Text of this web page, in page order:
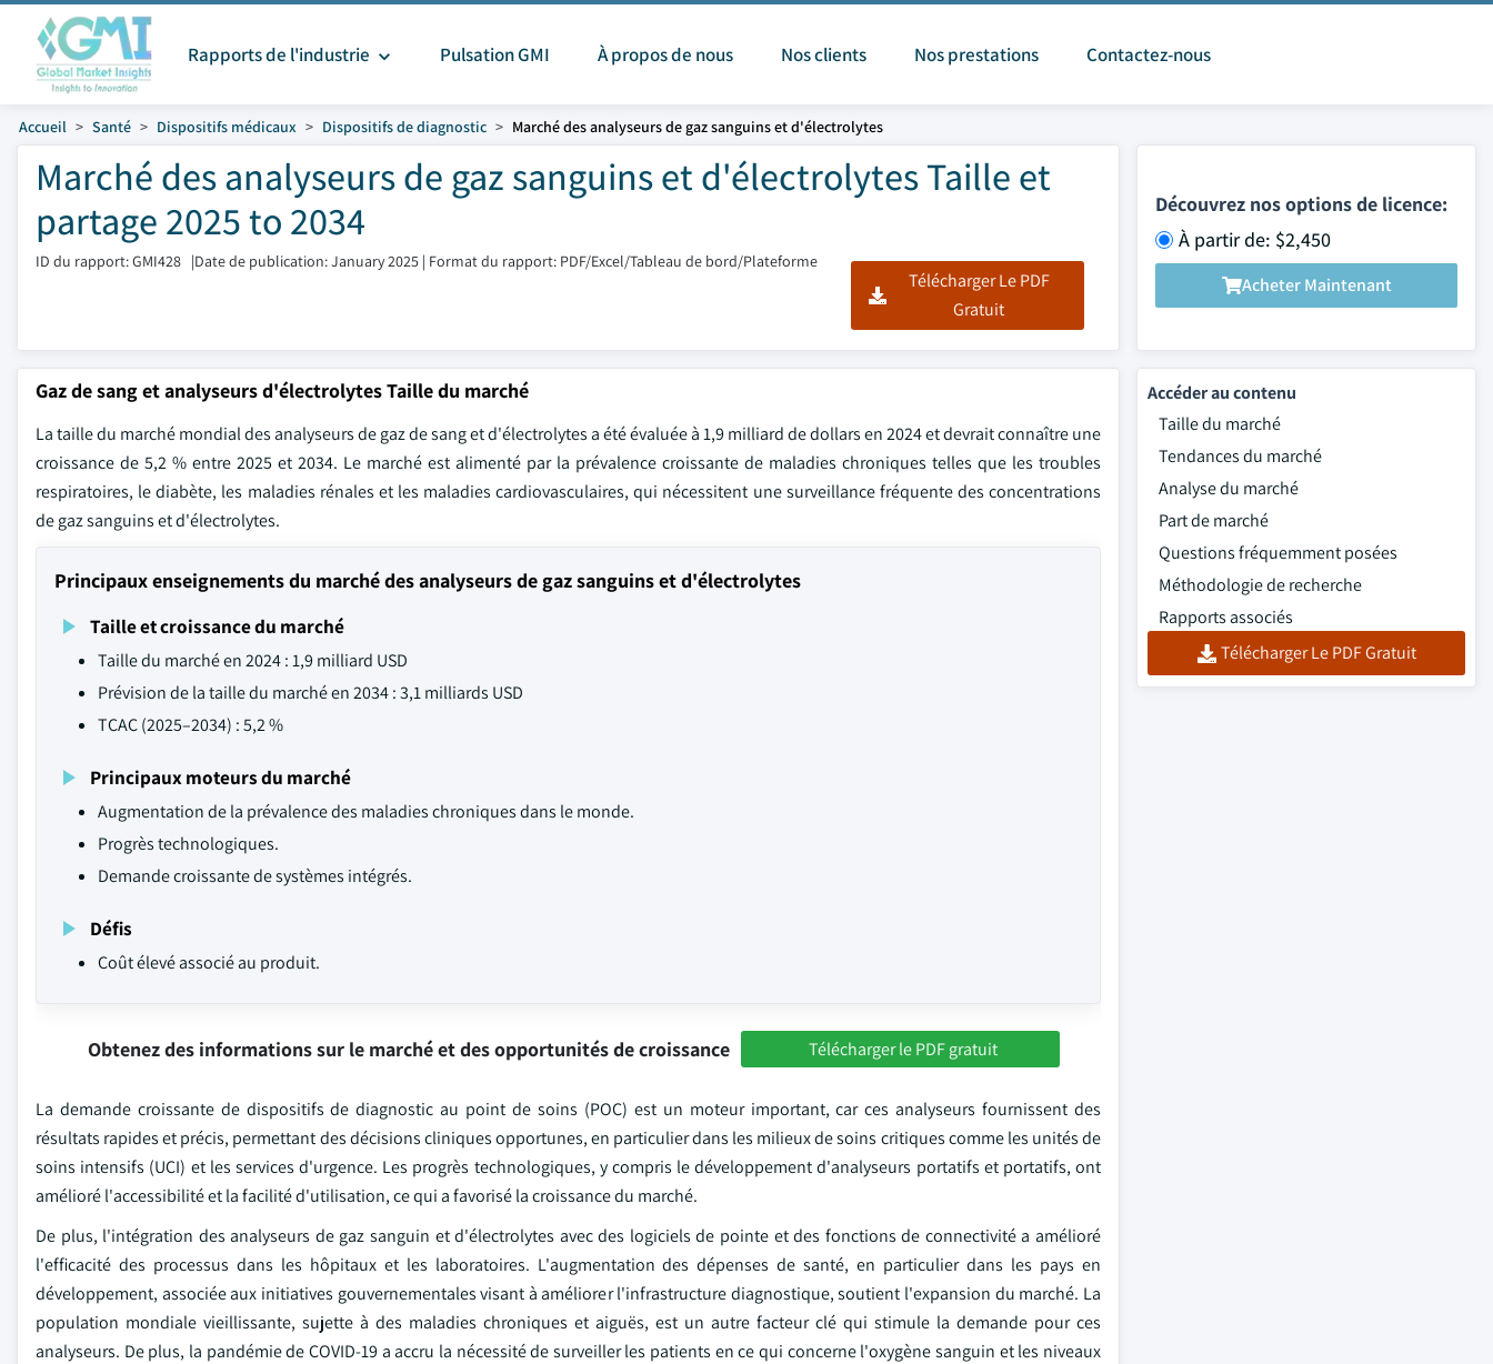
Rapports de l'industrie Pulsation GMI À propos de nous Nos clients Nos prestations Contactez-nous
Accueil Santé Dispositifs médicaux Dispositifs de diagnostic Marché des analyseurs de gaz sanguins et d'électrolytes
Marché des analyseurs de gaz sanguins et d'électrolytes Taille et
partage 2025 to 2034
ID du rapport: GMI428 |Date de publication: January 2025 | Format du rapport: PDF/Excel/Tableau de bord/Plateforme
Télécharger Le PDF
Gratuit
Découvrez nos options de licence:
À partir de: $2,450
Acheter Maintenant
Gaz de sang et analyseurs d'électrolytes Taille du marché
La taille du marché mondial des analyseurs de gaz de sang et d'électrolytes a été évaluée à 1,9 milliard de dollars en 2024 et devrait connaître une
croissance de 5,2 % entre 2025 et 2034. Le marché est alimenté par la prévalence croissante de maladies chroniques telles que les troubles
respiratoires, le diabète, les maladies rénales et les maladies cardiovasculaires, qui nécessitent une surveillance fréquente des concentrations
de gaz sanguins et d'électrolytes.
Principaux enseignements du marché des analyseurs de gaz sanguins et d'électrolytes
Taille et croissance du marché
Taille du marché en 2024 : 1,9 milliard USD
Prévision de la taille du marché en 2034 : 3,1 milliards USD
TCAC (2025–2034) : 5,2 %
Principaux moteurs du marché
Augmentation de la prévalence des maladies chroniques dans le monde.
Progrès technologiques.
Demande croissante de systèmes intégrés.
Défis
Coût élevé associé au produit.
Obtenez des informations sur le marché et des opportunités de croissance Télécharger le PDF gratuit
La demande croissante de dispositifs de diagnostic au point de soins (POC) est un moteur important, car ces analyseurs fournissent des
résultats rapides et précis, permettant des décisions cliniques opportunes, en particulier dans les milieux de soins critiques comme les unités de
soins intensifs (UCI) et les services d'urgence. Les progrès technologiques, y compris le développement d'analyseurs portatifs et portatifs, ont
amélioré l'accessibilité et la facilité d'utilisation, ce qui a favorisé la croissance du marché.
De plus, l'intégration des analyseurs de gaz sanguin et d'électrolytes avec des logiciels de pointe et des fonctions de connectivité a amélioré
l'efficacité des processus dans les hôpitaux et les laboratoires. L'augmentation des dépenses de santé, en particulier dans les pays en
développement, associée aux initiatives gouvernementales visant à améliorer l'infrastructure diagnostique, soutient l'expansion du marché. La
population mondiale vieillissante, sujette à des maladies chroniques et aiguës, est un autre facteur clé qui stimule la demande pour ces
analyseurs. De plus, la pandémie de COVID-19 a accru la nécessité de surveiller les patients en ce qui concerne l'oxygène sanguin et les niveaux
Accéder au contenu
Taille du marché
Tendances du marché
Analyse du marché
Part de marché
Questions fréquemment posées
Méthodologie de recherche
Rapports associés
Télécharger Le PDF Gratuit